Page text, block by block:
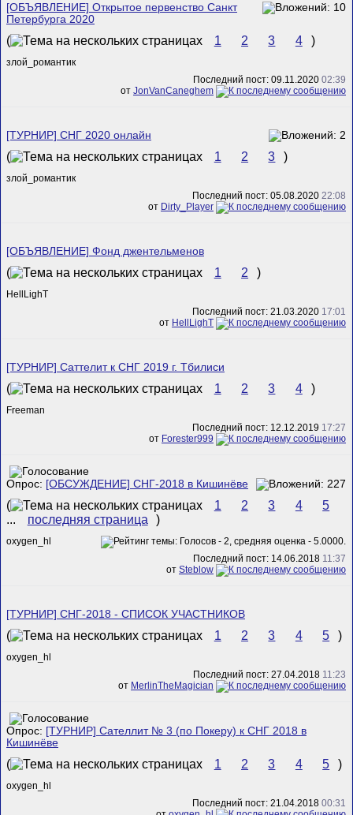
[ОБЪЯВЛЕНИЕ] Открытое первенство Санкт
Петербурга 2020
( 1 2 3 4 )
злой_романтик
Последний пост: 09.11.2020 02:39
от JonVanCaneghem
[ТУРНИР] СНГ 2020 онлайн
( 1 2 3 )
злой_романтик
Последний пост: 05.08.2020 22:08
от Dirty_Player
[ОБЪЯВЛЕНИЕ] Фонд джентельменов
( 1 2 )
HellLighT
Последний пост: 21.03.2020 17:01
от HellLighT
[ТУРНИР] Саттелит к СНГ 2019 г. Тбилиси
( 1 2 3 4 )
Freeman
Последний пост: 12.12.2019 17:27
от Forester999
Опрос: [ОБСУЖДЕНИЕ] СНГ-2018 в Кишинёве
( 1 2 3 4
5
...
последняя страница )
oxygen_hl
Последний пост: 14.06.2018 11:37
от Steblow
[ТУРНИР] СНГ-2018 - СПИСОК УЧАСТНИКОВ
( 1 2 3 4 5 )
oxygen_hl
Последний пост: 27.04.2018 11:23
от MerlinTheMagician
Опрос: [ТУРНИР] Сателлит № 3 (по Покеру) к СНГ 2018 в
Кишинёве
( 1 2 3 4 5 )
oxygen_hl
Последний пост: 21.04.2018 00:31